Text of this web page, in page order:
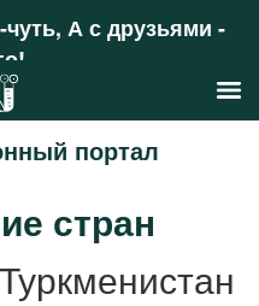
А с друзьями -
портал
стран
Туркменистан